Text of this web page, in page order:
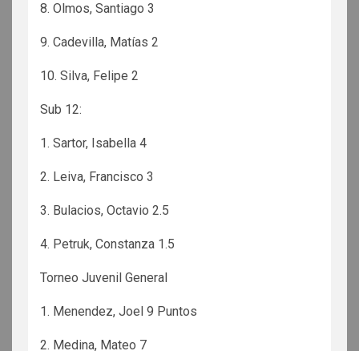
8. Olmos, Santiago 3
9. Cadevilla, Matías 2
10. Silva, Felipe 2
Sub 12:
1. Sartor, Isabella 4
2. Leiva, Francisco 3
3. Bulacios, Octavio 2.5
4. Petruk, Constanza 1.5
Torneo Juvenil General
1. Menendez, Joel 9 Puntos
2. Medina, Mateo 7